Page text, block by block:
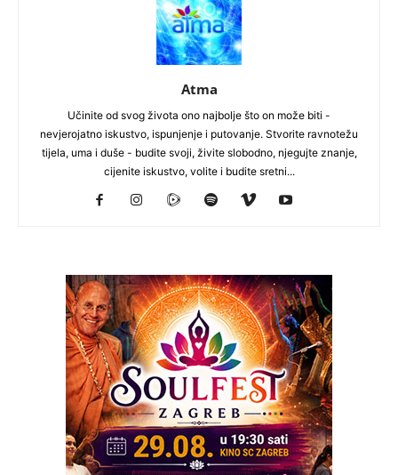
Atma
Učinite od svog života ono najbolje što on može biti -
nevjerojatno iskustvo, ispunjenje i putovanje. Stvorite ravnotežu
tijela, uma i duše - budite svoji, živite slobodno, njegujte znanje,
cijenite iskustvo, volite i budite sretni...